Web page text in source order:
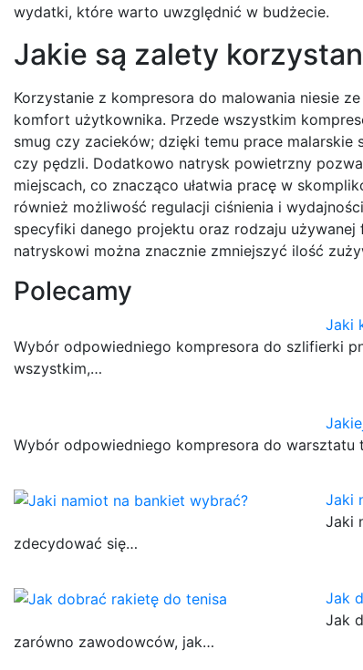
wydatki, które warto uwzględnić w budżecie.
Jakie są zalety
Korzystanie z kompresora do malowania niesie
komfort użytkownika. Przede wszystkim
smug czy zacieków; dzięki temu prace
czy pędzli. Dodatkowo natrysk powietrzny
miejscach, co znacząco ułatwia pracę w
również możliwość regulacji ciśnienia i
specyfiki danego projektu oraz rodzaju używanej
natryskowi można znacznie zmniejszyć ilość
Polecamy
Jaki
Wybór odpowiedniego kompresora do szlifierki
wszystkim,…
Wybór odpowiedniego kompresora do
Jaki
Jaki
zdecydować się…
Jak
Jak
zarówno zawodowców, jak…